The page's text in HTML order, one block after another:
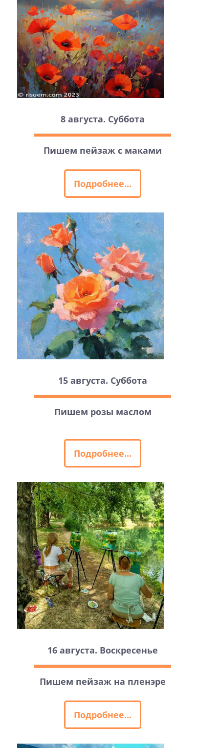
8 августа. Суббота
Пишем пейзаж с маками
Подробнее...
15 августа. Суббота
Пишем розы маслом
Подробнее...
16 августа. Воскресенье
Пишем пейзаж на пленэре
Подробнее...